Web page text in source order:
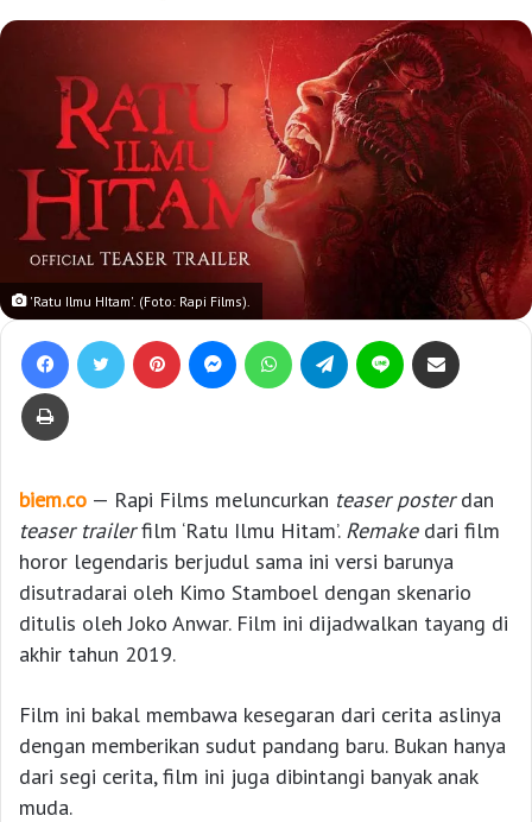
'Ratu Ilmu HItam'. (Foto: Rapi Films).
biem.co — Rapi Films meluncurkan teaser posterdan
teaser trailerfilm ‘Ratu Ilmu Hitam’. Remakedari film
horor legendaris berjudul sama ini versi barunya
disutradarai oleh Kimo Stamboel dengan skenario
ditulis oleh Joko Anwar. Film ini dijadwalkan tayang di
akhir tahun 2019.
Film ini bakal membawa kesegaran dari cerita aslinya
dengan memberikan sudut pandang baru. Bukan hanya
dari segi cerita, film ini juga dibintangi banyak anak
muda.